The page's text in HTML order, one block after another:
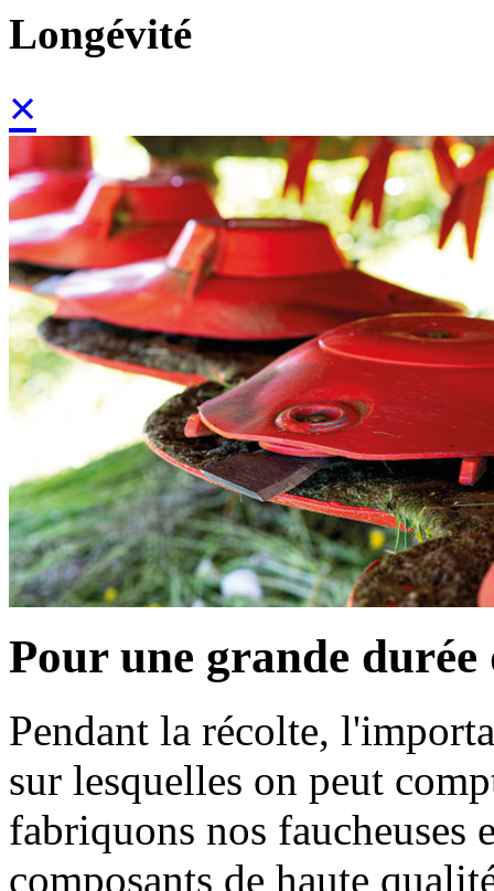
Longévité
×
Pour une grande durée
Pendant la récolte,
sur lesquelles on peut
fabriquons nos faucheuses
composants de haute